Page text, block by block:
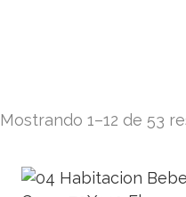
Mostrando 1–12 de 53